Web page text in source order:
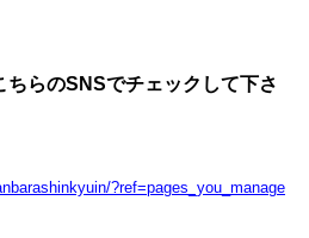
ちらのSNSでチェックして下さ
?ref=pages_you_manage